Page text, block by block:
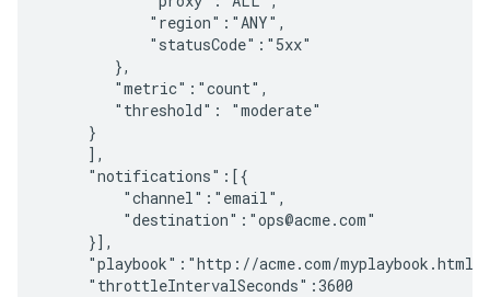
            "region":"ANY",
            "statusCode":"5xx"
        },
        "metric":"count",
        "threshold": "moderate"
     }
     ],
     "notifications":[{
         "channel":"email",
         "destination":"ops@acme.com"
     }],
"playbook":"http://acme.com/
     "throttleIntervalSeconds":3600